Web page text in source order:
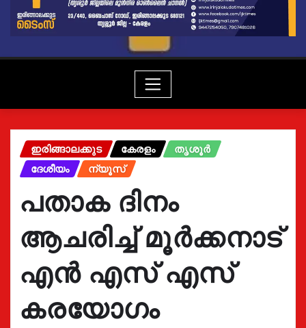
ഇരിങ്ങാലക്കുട കേരളം
തൃശൂർ
ദേശീയം
ന്യൂസ്
പതാക ദിനം
ആചരിച്ച് മൂർക്കനാട്
എൻ എസ് എസ്
കരയോഗം